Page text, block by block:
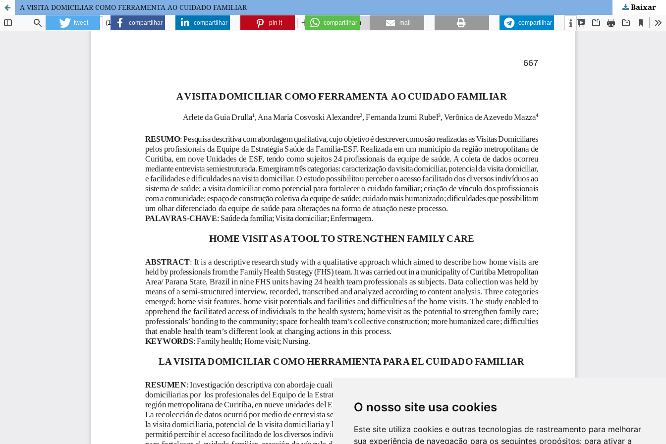
O nosso site usa cookies
Este site utiliza cookies e outras tecnologias de rastreamento para melhorar
sua experiência de navegação para os seguintes propósitos: para ativar a
A VISITA DOMICILIAR COMO FERRAMENTA AO CUIDADO FAMILIAR Baixar
tweet compartilhar compartilhar pin it compartilhar mail compartilhar